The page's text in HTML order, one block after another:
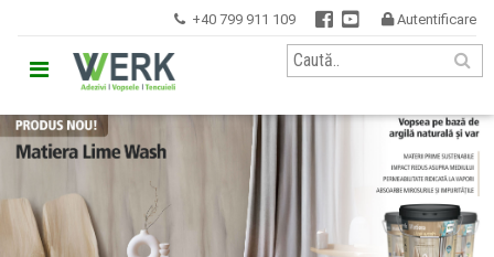
 +40 799 911 109   Autentificare